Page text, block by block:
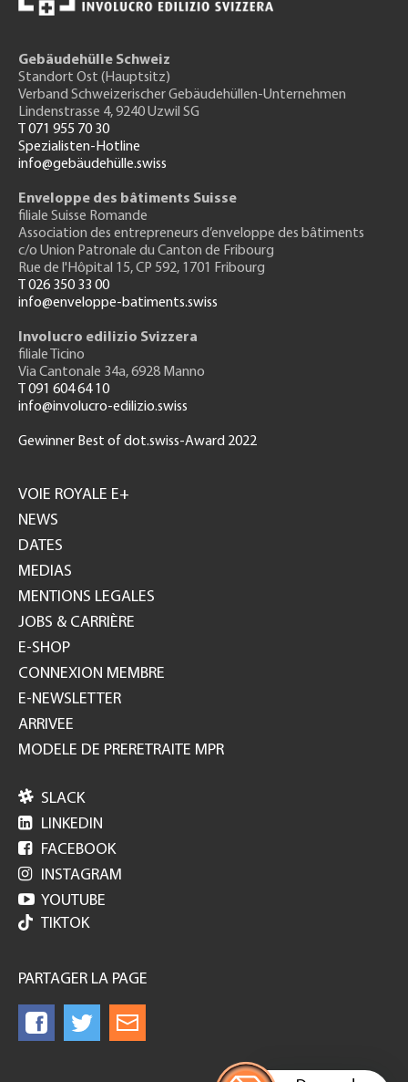
Gebäudehülle Schweiz
Standort Ost (Hauptsitz)
Verband Schweizerischer Gebäudehüllen-Unternehmen
Lindenstrasse 4, 9240 Uzwil SG
T 071 955 70 30
Spezialisten-Hotline
info@gebäudehülle.swiss
Enveloppe des bâtiments Suisse
filiale Suisse Romande
Association des entrepreneurs d’enveloppe des bâtiments
c/o Union Patronale du Canton de Fribourg
Rue de l'Hôpital 15, CP 592, 1701 Fribourg
T 026 350 33 00
info@enveloppe-batiments.swiss
Involucro edilizio Svizzera
filiale Ticino
Via Cantonale 34a, 6928 Manno
T 091 604 64 10
info@involucro-edilizio.swiss
Gewinner Best of dot.swiss-Award 2022
GH
VOIE ROYALE E+
NEWS
DATES
MEDIAS
MENTIONS LEGALES
JOBS & CARRIÈRE
E-SHOP
CONNEXION MEMBRE
E-NEWSLETTER
ARRIVEE
MODELE DE PRERETRAITE MPR
 SLACK
 LINKEDIN
 FACEBOOK
 INSTAGRAM
 YOUTUBE
TIKTOK
PARTAGER LA PAGE